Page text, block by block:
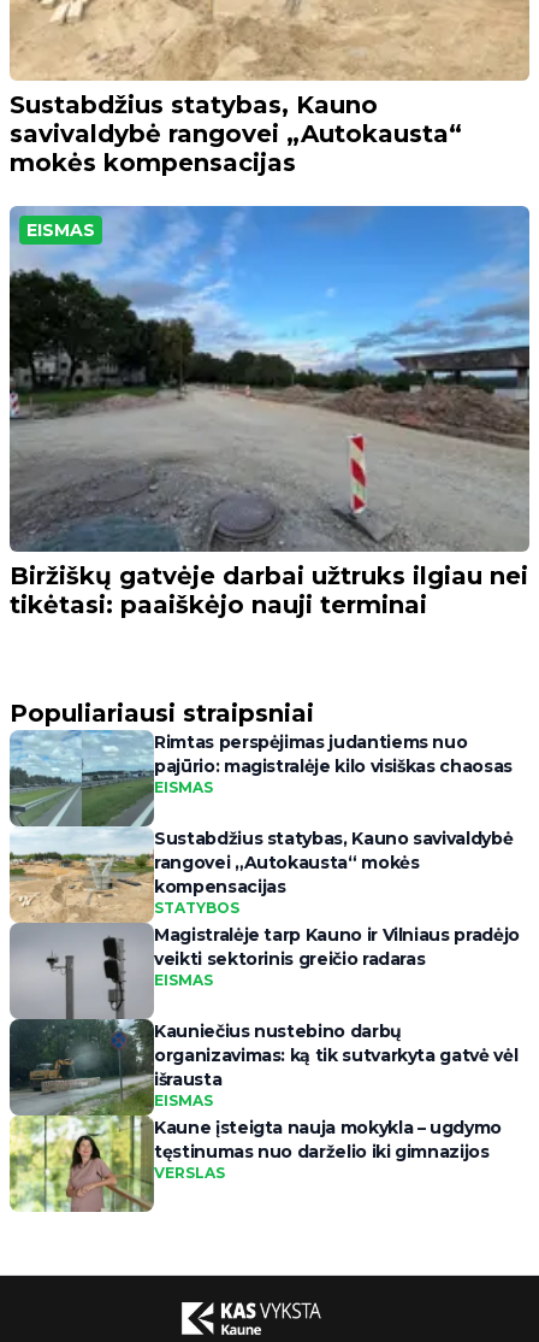
Sustabdžius statybas, Kauno
savivaldybė rangovei „Autokausta“
mokės kompensacijas
EISMAS
Biržiškų gatvėje darbai užtruks ilgiau nei
tikėtasi: paaiškėjo nauji terminai
Populiariausi straipsniai
Rimtas perspėjimas judantiems nuo
pajūrio: magistralėje kilo visiškas chaosas
EISMAS
Sustabdžius statybas, Kauno savivaldybė
rangovei „Autokausta“ mokės
kompensacijas
STATYBOS
Magistralėje tarp Kauno ir Vilniaus pradėjo
veikti sektorinis greičio radaras
EISMAS
Kauniečius nustebino darbų
organizavimas: ką tik sutvarkyta gatvė vėl
išrausta
EISMAS
Kaune įsteigta nauja mokykla – ugdymo
tęstinumas nuo darželio iki gimnazijos
VERSLAS